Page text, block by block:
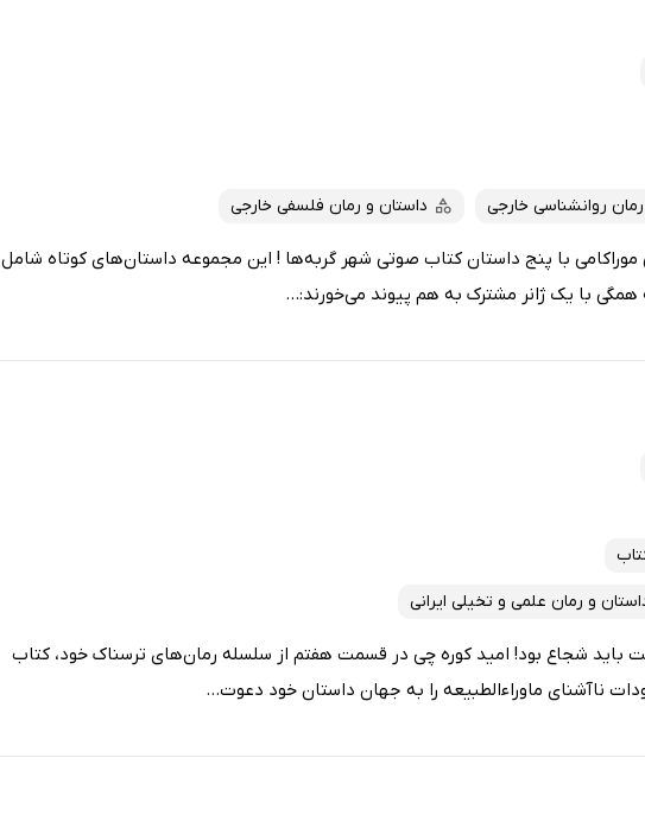
روانشناسی خارجی داستان و رمان فلسفی خارجی
با پنج داستان کتاب صوتی شهر گربه‌ها ! این مجموعه داستان‌های کوتاه شامل
با یک ژانر مشترک به هم پیوند می‌خورند:...
و رمان علمی و تخیلی ایرانی
شجاع بود! امید کوره چی در قسمت هفتم از سلسله رمان‌های ترسناک خود، کتاب
ناآشنای ماوراءالطبیعه را به جهان داستان خود دعوت...